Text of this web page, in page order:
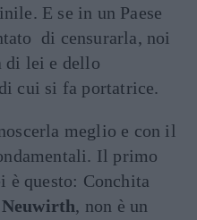
E se in un Paese
di censurarla, noi
di lei e dello
cui si fa portatrice.
meglio e con il
Il primo
è questo: Conchita
, non è un